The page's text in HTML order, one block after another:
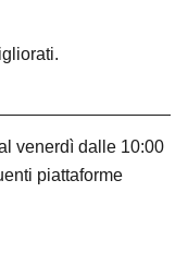
venerdì dalle 10:00
piattaforme